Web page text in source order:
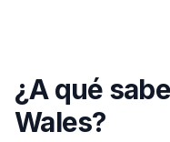
¿A qué
Wales?